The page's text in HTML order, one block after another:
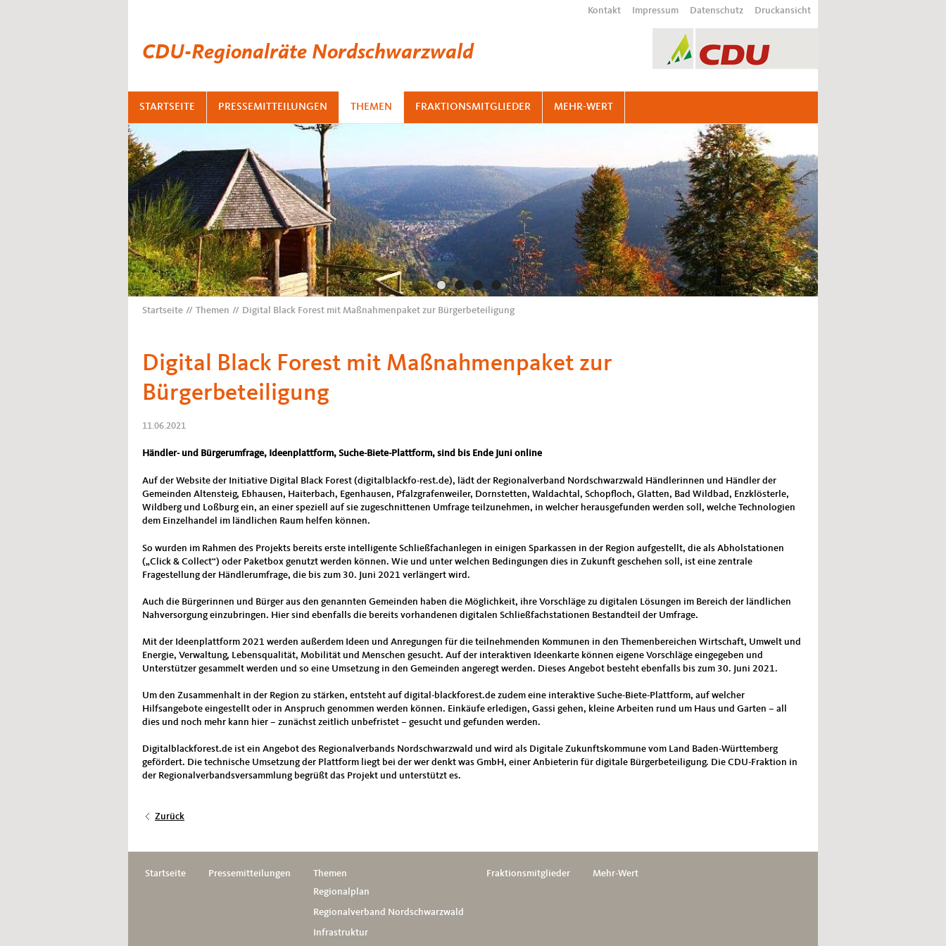
Kontakt Impressum Datenschutz Druckansicht
STARTSEITE PRESSEMITTEILUNGEN THEMEN FRAKTIONSMITGLIEDER MEHR-WERT
CDU-Regionalräte Nordschwarzwald
Startseite Themen Digital Black Forest mit Maßnahmenpaket zur Bürgerbeteiligung
Digital Black Forest mit Maßnahmenpaket zur
Bürgerbeteiligung
11.06.2021
Händler- und Bürgerumfrage, Ideenplattform, Suche-Biete-Plattform, sind bis Ende Juni online
Auf der Website der Initiative Digital Black Forest (digitalblackfo-rest.de), lädt der Regionalverband Nordschwarzwald Händlerinnen und Händler der
Gemeinden Altensteig, Ebhausen, Haiterbach, Egenhausen, Pfalzgrafenweiler, Dornstetten, Waldachtal, Schopfloch, Glatten, Bad Wildbad, Enzklösterle,
Wildberg und Loßburg ein, an einer speziell auf sie zugeschnittenen Umfrage teilzunehmen, in welcher herausgefunden werden soll, welche Technologien
dem Einzelhandel im ländlichen Raum helfen können.
So wurden im Rahmen des Projekts bereits erste intelligente Schließfachanlegen in einigen Sparkassen in der Region aufgestellt, die als Abholstationen
(„Click & Collect“) oder Paketbox genutzt werden können. Wie und unter welchen Bedingungen dies in Zukunft geschehen soll, ist eine zentrale
Fragestellung der Händlerumfrage, die bis zum 30. Juni 2021 verlängert wird.
Auch die Bürgerinnen und Bürger aus den genannten Gemeinden haben die Möglichkeit, ihre Vorschläge zu digitalen Lösungen im Bereich der ländlichen
Nahversorgung einzubringen. Hier sind ebenfalls die bereits vorhandenen digitalen Schließfachstationen Bestandteil der Umfrage.
Mit der Ideenplattform 2021 werden außerdem Ideen und Anregungen für die teilnehmenden Kommunen in den Themenbereichen Wirtschaft, Umwelt und
Energie, Verwaltung, Lebensqualität, Mobilität und Menschen gesucht. Auf der interaktiven Ideenkarte können eigene Vorschläge eingegeben und
Unterstützer gesammelt werden und so eine Umsetzung in den Gemeinden angeregt werden. Dieses Angebot besteht ebenfalls bis zum 30. Juni 2021.
Um den Zusammenhalt in der Region zu stärken, entsteht auf digital-blackforest.de zudem eine interaktive Suche-Biete-Plattform, auf welcher
Hilfsangebote eingestellt oder in Anspruch genommen werden können. Einkäufe erledigen, Gassi gehen, kleine Arbeiten rund um Haus und Garten – all
dies und noch mehr kann hier – zunächst zeitlich unbefristet – gesucht und gefunden werden.
Digitalblackforest.de ist ein Angebot des Regionalverbands Nordschwarzwald und wird als Digitale Zukunftskommune vom Land Baden-Württemberg
gefördert. Die technische Umsetzung der Plattform liegt bei der wer denkt was GmbH, einer Anbieterin für digitale Bürgerbeteiligung. Die CDU-Fraktion in
der Regionalverbandsversammlung begrüßt das Projekt und unterstützt es.
Zurück
Startseite Pressemitteilungen
Themen
Regionalplan
Regionalverband Nordschwarzwald
Infrastruktur
Fraktionsmitglieder Mehr-Wert